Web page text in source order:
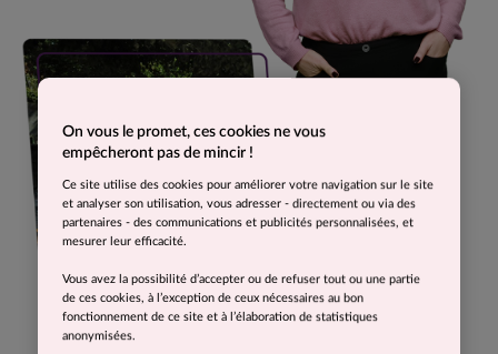
On vous le promet, ces cookies ne vous
empêcheront pas de mincir !
Ce site utilise des cookies pour améliorer votre navigation sur le site
et analyser son utilisation, vous adresser - directement ou via des
partenaires - des communications et publicités personnalisées, et
mesurer leur efficacité.
Vous avez la possibilité d’accepter ou de refuser tout ou une partie
de ces cookies, à l’exception de ceux nécessaires au bon
fonctionnement de ce site et à l’élaboration de statistiques
anonymisées.